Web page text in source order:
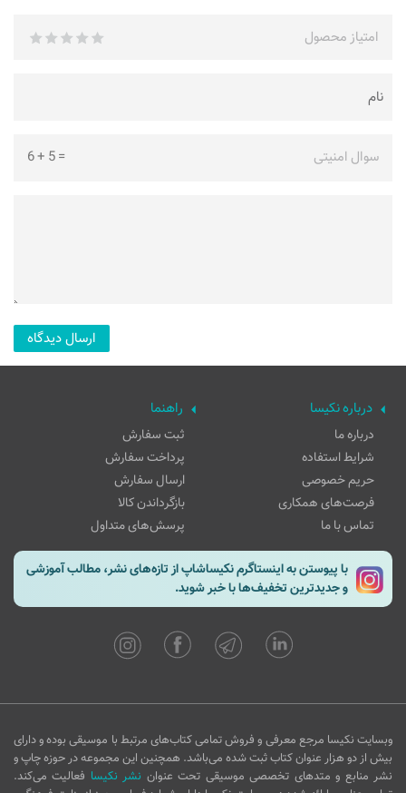
امتیاز محصول
سوال امنیتی =
5
+
6
درباره نکیسا
درباره ما
شرایط استفاده
حریم خصوصی
فرصت‌های همکاری
تماس با ما
راهنما
ثبت سفارش
پرداخت سفارش
ارسال سفارش
بازگرداندن کالا
پرسش‌های متداول
با پیوستن به اینستاگرم نکیساشاپ از تازه‌های نشر، مطالب آموزشی
و جدیدترین تخفیف‌ها با خبر شوید.
وبسایت نکیسا مرجع معرفی و فروش تمامی کتاب‌های مرتبط با موسیقی بوده و دارای
بیش از دو هزار عنوان کتاب ثبت شده می‌باشد. همچنین این مجموعه در حوزه چاپ و
نشر منابع و متدهای تخصصی موسیقی تحت عنوان نشر نکیسا فعالیت می‌کند.